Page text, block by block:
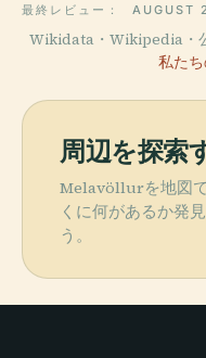
最終レビュー： AUGUST
Wikidata・Wikipedia・
私た
周辺を探索
Melavöllurを地図
くに何があるか発
う。